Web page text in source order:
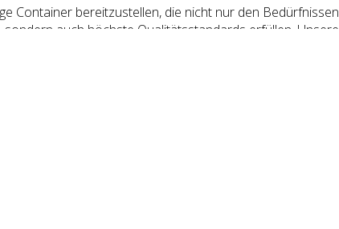
Container bereitzustellen, die nicht nur den Bedürfnissen
auch höchste Qualitätsstandards erfüllen. Unsere